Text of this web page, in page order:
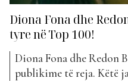
Diona Fona dhe
tyre në Top 100!
Diona Fona dhe Redon
publikime të reja. Këtë